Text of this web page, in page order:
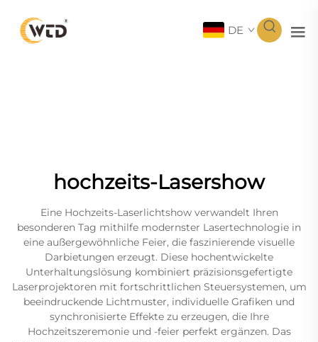
DE
hochzeits-Lasershow
Eine Hochzeits-Laserlichtshow verwandelt Ihren
besonderen Tag mithilfe modernster Lasertechnologie in
eine außergewöhnliche Feier, die faszinierende visuelle
Darbietungen erzeugt. Diese hochentwickelte
Unterhaltungslösung kombiniert präzisionsgefertigte
Laserprojektoren mit fortschrittlichen Steuersystemen, um
beeindruckende Lichtmuster, individuelle Grafiken und
synchronisierte Effekte zu erzeugen, die Ihre
Hochzeitszeremonie und -feier perfekt ergänzen. Das